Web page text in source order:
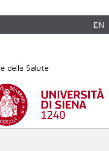
EN
della Salute